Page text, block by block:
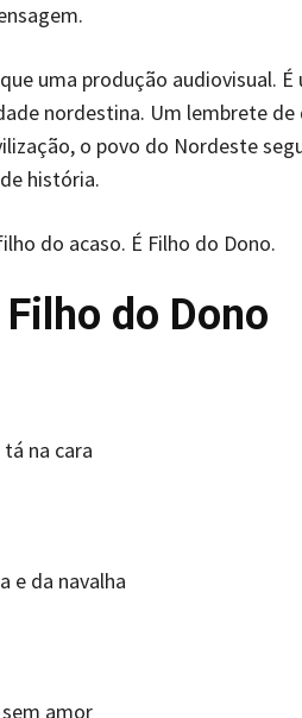
uma produção audiovisual.
nordestina. Um lembrete de
o povo do Nordeste
história.
do acaso. É Filho do Dono.
Filho do Dono
na cara
e da navalha
amor